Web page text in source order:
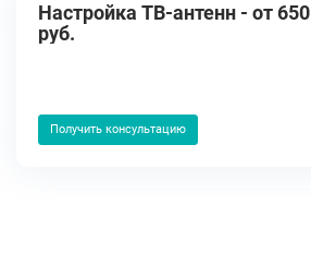
Настройка ТВ-антенн - от 650
руб.
Получить консультацию